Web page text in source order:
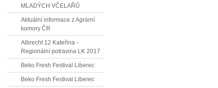
MLADÝCH VČELAŘŮ
Aktuální informace z Agrární
komory ČR
Albrecht 12 Kateřina -
Regionální potravina LK 2017
Beko Fresh Festival Liberec
Beko Fresh Festival Liberec